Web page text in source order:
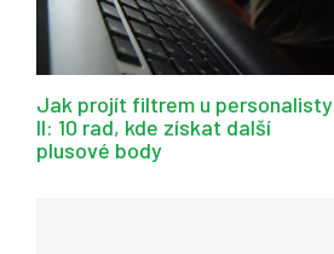
Jak projít filtrem u personalisty
II: 10 rad, kde získat další
plusové body